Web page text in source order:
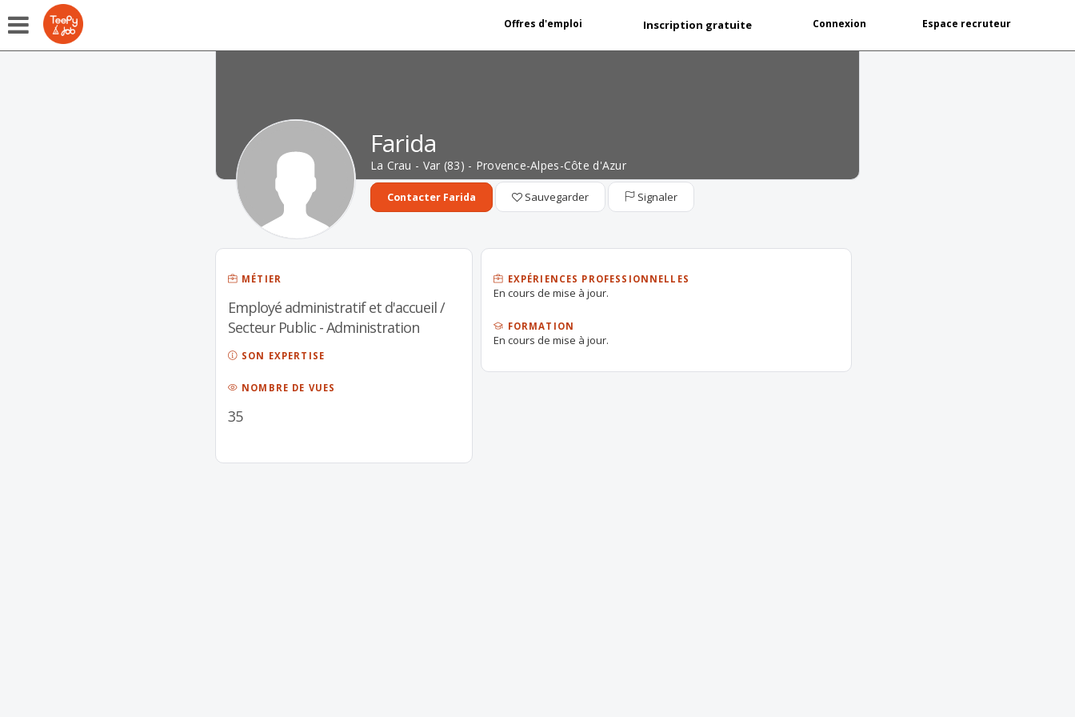
Offres d'emploi Inscription gratuite Connexion Espace recruteur
Farida
La Crau - Var (83) - Provence-Alpes-Côte d'Azur
Contacter Farida Sauvegarder Signaler
MÉTIER
Employé administratif et d'accueil /
Secteur Public - Administration
SON EXPERTISE
NOMBRE DE VUES
35
EXPÉRIENCES PROFESSIONNELLES
En cours de mise à jour.
FORMATION
En cours de mise à jour.